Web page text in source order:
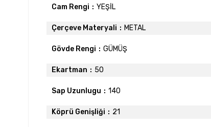
Cam Rengi YEŞİL
Çerçeve Materyali METAL
Gövde Rengi GÜMÜŞ
Ekartman 50
Sap Uzunlugu 140
Köprü Genişliği 21